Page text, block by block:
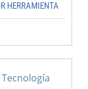
HERRAMIENTA